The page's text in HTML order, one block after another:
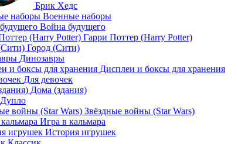
Брик Хедс
Военные наборы
Война будущего
Гарри Поттер (Harry Potter)
Город (Сити)
Динозавры
Дисплеи и боксы для хранения
Для девочек
Дома (здания)
Дупло
Звёздные войны (Star Wars)
Игра в кальмара
История игрушек